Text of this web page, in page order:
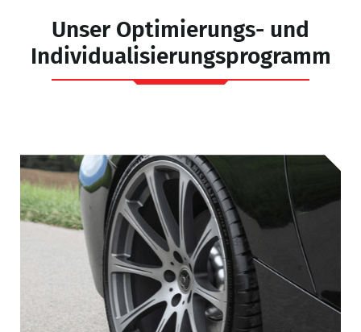
Unser Optimierungs- und
Individualisierungsprogramm